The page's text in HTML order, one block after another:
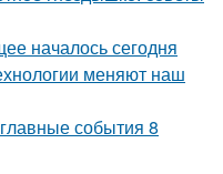
началось сегодня
меняют наш
события 8